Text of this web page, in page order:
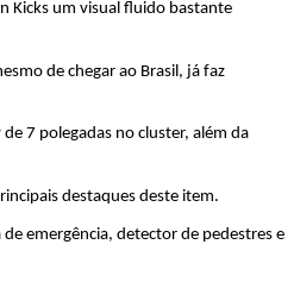
Kicks um visual fluido bastante
de chegar ao Brasil, já faz
7 polegadas no cluster, além da
destaques deste item.
emergência, detector de pedestres e